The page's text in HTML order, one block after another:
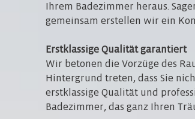
Ihrem Badezimmer heraus.
gemeinsam erstellen wir ein
Erstklassige Qualität garantiert
Wir betonen die Vorzüge des
Hintergrund treten, dass Sie
erstklassige Qualität und
Badezimmer, das ganz Ihren